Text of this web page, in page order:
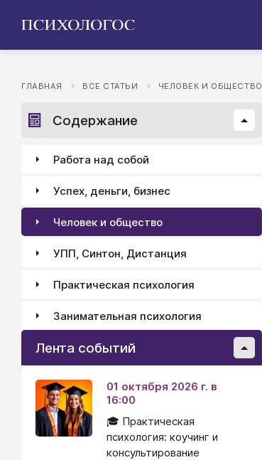
ГЛАВНАЯ ВСЕ СТАТЬИ ЧЕЛОВЕК И ОБЩЕСТВО
Содержание
Работа над собой
Успех, деньги, бизнес
Человек и общество
УПП, Синтон, Дистанция
Практическая психология
Занимательная психология
Лента событий
01 октября 2026 г. в
16:00
🎓 Практическая
психология: коучинг и
консультирование